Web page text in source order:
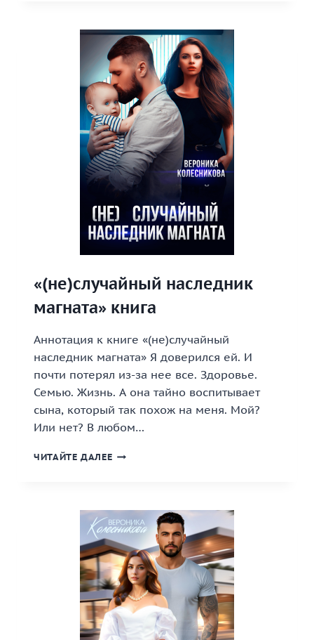
ДЛЯ
ДОЧКИ
БАНДИТА»
КНИГА
«(не)случайный наследник
магната» книга
Аннотация к книге «(не)случайный
наследник магната» Я доверился ей. И
почти потерял из-за нее все. Здоровье.
Семью. Жизнь. А она тайно воспитывает
сына, который так похож на меня. Мой?
Или нет? В любом…
ЧИТАЙТЕ ДАЛЕЕ «(НЕ)СЛУЧАЙНЫЙ